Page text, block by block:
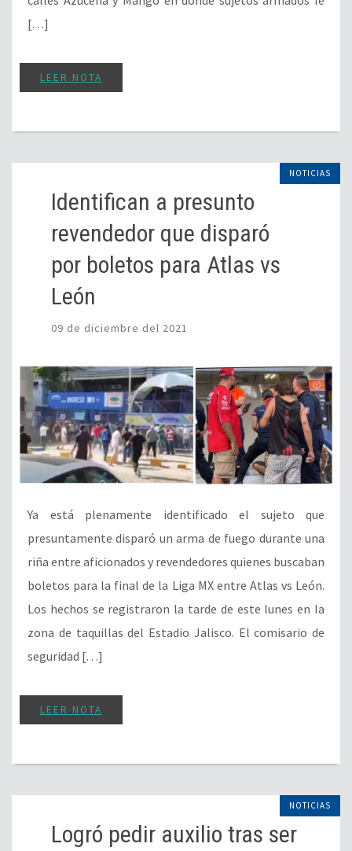
[…]
LEER NOTA
NOTICIAS
Identifican a presunto
revendedor que disparó
por boletos para Atlas vs
León
09 de diciembre del 2021
Ya está plenamente identificado el sujeto que
presuntamente disparó un arma de fuego durante una
riña entre aficionados y revendedores quienes buscaban
boletos para la final de la Liga MX entre Atlas vs León.
Los hechos se registraron la tarde de este lunes en la
zona de taquillas del Estadio Jalisco. El comisario de
seguridad […]
LEER NOTA
NOTICIAS
Logró pedir auxilio tras ser